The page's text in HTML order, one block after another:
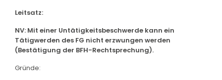
Leitsatz:
NV: Mit einer Untätigkeitsbeschwerde kann ein
Tätigwerden des FG nicht erzwungen werden
(Bestätigung der BFH-Rechtsprechung).
Gründe: